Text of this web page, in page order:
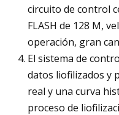
circuito de control
FLASH de 128 M,
operación, gran
El sistema de
datos liofilizados y
real y una curva
proceso de